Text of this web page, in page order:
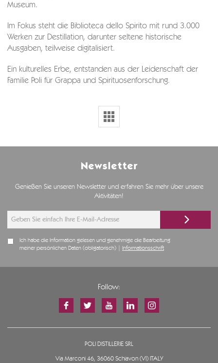
Museum.
Im Fokus steht die Biblioteca dello Spirito mit rund 3.000
Werken zur Destillation, darunter seltene historische
Ausgaben, teilweise digitalisiert.
Ein kulturelles Erbe, entstanden aus der Leidenschaft der
Familie Poli für Grappa und Spirituosenforschung.
Newsletter
Genießen Sie unseren Newsletter und erfahren Sie mehr über unsere
Aktivitäten!
Ich habe die Information gelesen und genehmige die Bearbeitung
meiner persönlichen Daten (obligatorisch) |
Informationsschrift
Follow:
POLI DISTILLERIE SRL
Via Marconi 46, 36060 Schiavon (VI) ITALY